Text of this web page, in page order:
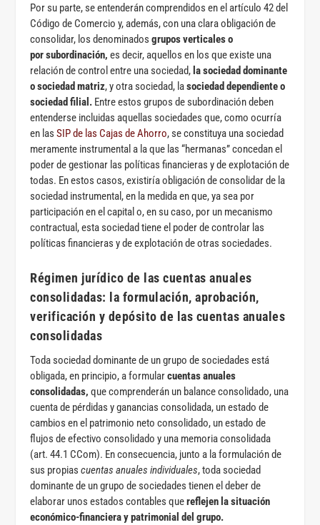
Por su parte, se entenderán comprendidos en el artículo 42 del
Código de Comercio y, además, con una clara obligación de
consolidar, los denominadosgrupos verticales o
por subordinación,es decir, aquellos en los que existe una
relación de control entre una sociedad, la sociedad dominante
o sociedad matriz, y otra sociedad, lasociedad dependiente o
sociedad filial. Entre estos grupos de subordinación deben
entenderse incluidas aquellas sociedades que, como ocurría
en lasSIP de las Cajas de Ahorro, se constituya una sociedad
meramente instrumental a la que las “hermanas” concedan el
poder de gestionar las políticas financieras y de explotación de
todas. En estos casos, existiría obligación de consolidar de la
sociedad instrumental, en la medida en que, ya sea por
participación en el capital o, en su caso, por un mecanismo
contractual, esta sociedad tiene el poder de controlar las
políticas financieras y de explotación de otras sociedades.
Régimen jurídico de las cuentas anuales
consolidadas: la formulación, aprobación,
verificación y depósito de las cuentas anuales
consolidadas
Toda sociedad dominante de un grupo de sociedades está
obligada, en principio, a formularcuentas anuales
consolidadas,que comprenderán un balance consolidado, una
cuenta de pérdidas y ganancias consolidada, un estado de
cambios en el patrimonio neto consolidado, un estado de
flujos de efectivo consolidado y una memoria consolidada
(art. 44.1 CCom). En consecuencia, junto a la formulación de
sus propiascuentas anuales individuales, toda sociedad
dominante de un grupo de sociedades tienen el deber de
elaborar unos estados contables quereflejen la situación
económico-financiera y patrimonial del grupo.